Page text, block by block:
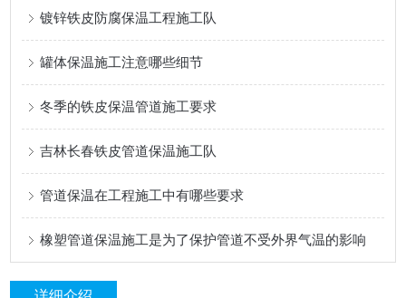
镀锌铁皮防腐保温工程施工队
罐体保温施工注意哪些细节
冬季的铁皮保温管道施工要求
吉林长春铁皮管道保温施工队
管道保温在工程施工中有哪些要求
橡塑管道保温施工是为了保护管道不受外界气温的影响